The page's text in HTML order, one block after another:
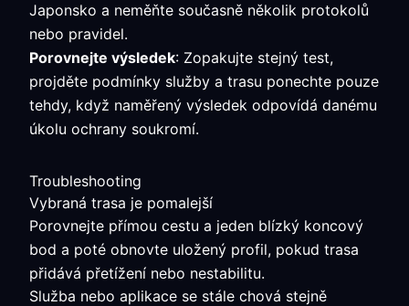
Japonsko a neměňte současně několik protokolů
nebo pravidel.
Porovnejte výsledek: Zopakujte stejný test,
projděte podmínky služby a trasu ponechte pouze
tehdy, když naměřený výsledek odpovídá danému
úkolu ochrany soukromí.
Troubleshooting
Vybraná trasa je pomalejší
Porovnejte přímou cestu a jeden blízký koncový
bod a poté obnovte uložený profil, pokud trasa
přidává přetížení nebo nestabilitu.
Služba nebo aplikace se stále chová stejně